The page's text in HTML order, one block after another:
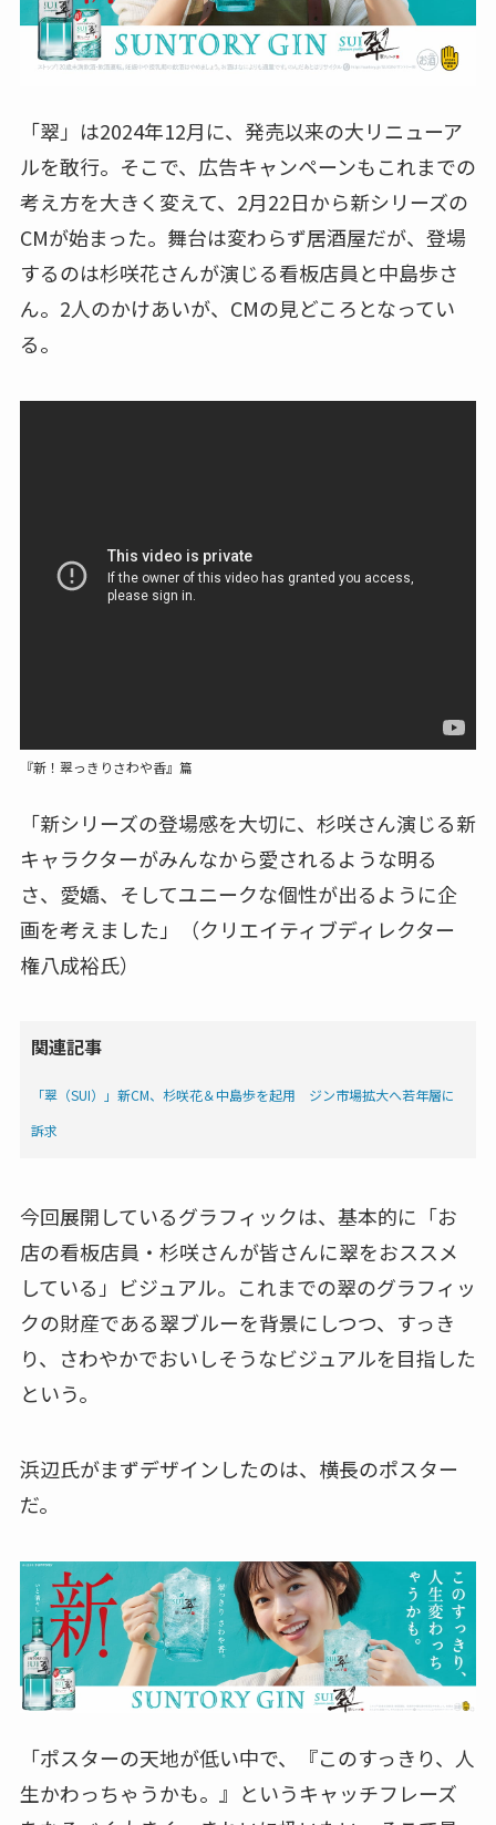
「翠」は2024年12月に、発売以来の大リニューア
ルを敢行。そこで、広告キャンペーンもこれまでの
考え方を大きく変えて、2月22日から新シリーズの
CMが始まった。舞台は変わらず居酒屋だが、登場
するのは杉咲花さんが演じる看板店員と中島歩さ
ん。2人のかけあいが、CMの見どころとなってい
る。
『新！翠っきりさわや香』篇
「新シリーズの登場感を大切に、杉咲さん演じる新
キャラクターがみんなから愛されるような明る
さ、愛嬌、そしてユニークな個性が出るように企
画を考えました」（クリエイティブディレクター
権八成裕氏）
関連記事
「翠（SUI）」新CM、杉咲花＆中島歩を起用 ジン市場拡大へ若年層に
訴求
今回展開しているグラフィックは、基本的に「お
店の看板店員・杉咲さんが皆さんに翠をおススメ
している」ビジュアル。これまでの翠のグラフィッ
クの財産である翠ブルーを背景にしつつ、すっき
り、さわやかでおいしそうなビジュアルを目指した
という。
浜辺氏がまずデザインしたのは、横長のポスター
だ。
「ポスターの天地が低い中で、『このすっきり、人
生かわっちゃうかも。』というキャッチフレーズ